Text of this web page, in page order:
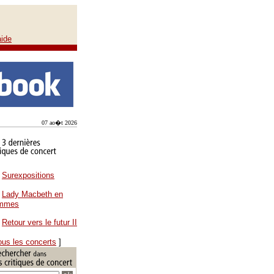
07 ao�t 2026
Surexpositions
Lady Macbeth en
Retour vers le futur II
les concerts ]